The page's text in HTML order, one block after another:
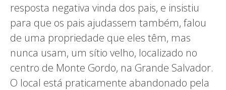
resposta negativa vinda dos pais, e insistiu
para que os pais ajudassem também, falou
de uma propriedade que eles têm, mas
nunca usam, um sítio velho, localizado no
centro de Monte Gordo, na Grande Salvador.
O local está praticamente abandonado pela